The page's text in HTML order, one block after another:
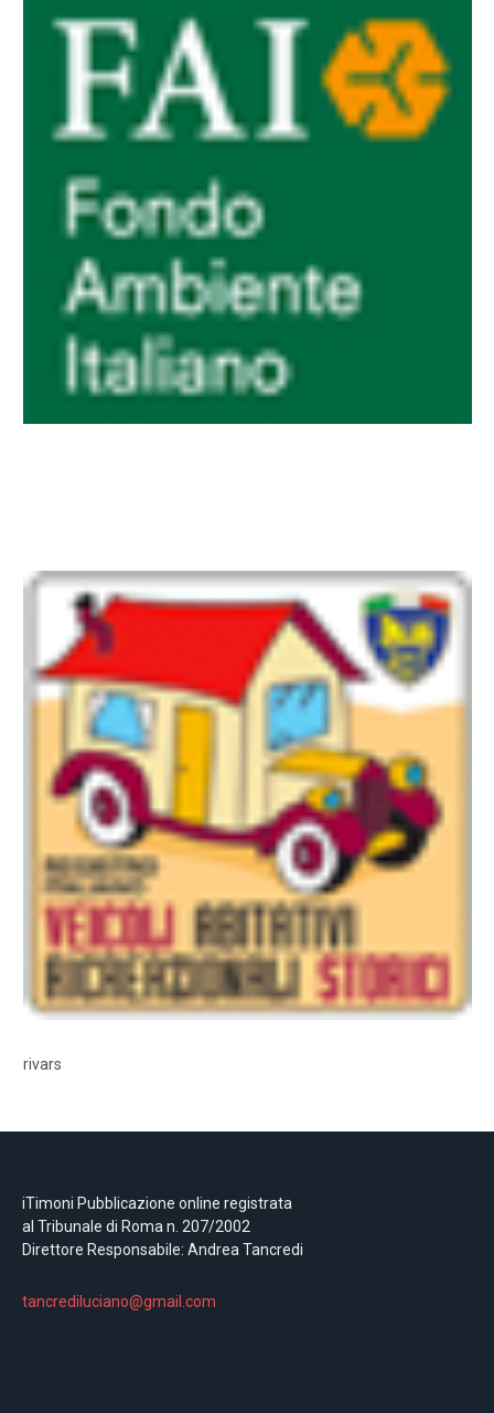
rivars
iTimoni Pubblicazione online registrata
al Tribunale di Roma n. 207/2002
Direttore Responsabile: Andrea Tancredi
tancrediluciano@gmail.com